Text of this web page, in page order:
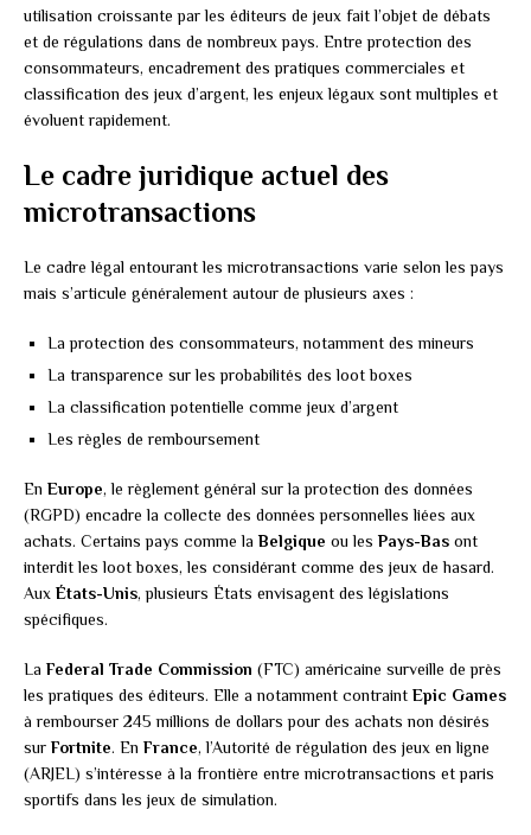
utilisation croissante par les éditeurs de jeux fait l’objet de débats
et de régulations dans de nombreux pays. Entre protection des
consommateurs, encadrement des pratiques commerciales et
classification des jeux d’argent, les enjeux légaux sont multiples et
évoluent rapidement.
Le cadre juridique actuel des
microtransactions
Le cadre légal entourant les microtransactions varie selon les pays
mais s’articule généralement autour de plusieurs axes :
La protection des consommateurs, notamment des mineurs
La transparence sur les probabilités des loot boxes
La classification potentielle comme jeux d’argent
Les règles de remboursement
En Europe, le règlement général sur la protection des données
(RGPD) encadre la collecte des données personnelles liées aux
achats. Certains pays comme laBelgique ou lesPays-Bas ont
interdit les loot boxes, les considérant comme des jeux de hasard.
Aux États-Unis, plusieurs États envisagent des législations
spécifiques.
La Federal Trade Commission (FTC) américaine surveille de près
les pratiques des éditeurs. Elle a notamment contraint Epic Games
à rembourser 245 millions de dollars pour des achats non désirés
sur Fortnite. En France, l’Autorité de régulation des jeux en ligne
(ARJEL) s’intéresse à la frontière entre microtransactions et paris
sportifs dans les jeux de simulation.